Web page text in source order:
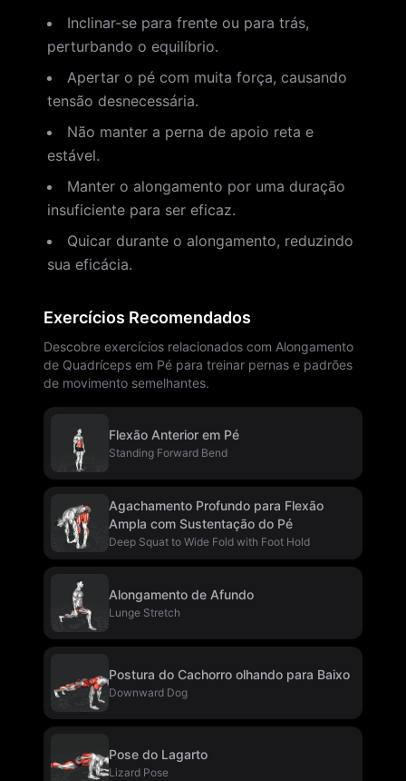
Inclinar-se para frente ou para trás,
perturbando o equilíbrio.
Apertar o pé com muita força, causando
tensão desnecessária.
Não manter a perna de apoio reta e
estável.
Manter o alongamento por uma duração
insuficiente para ser eficaz.
Quicar durante o alongamento, reduzindo
sua eficácia.
Exercícios Recomendados
Descobre exercícios relacionados com Alongamento
de Quadríceps em Pé para treinar pernas e padrões
de movimento semelhantes.
Flexão Anterior em Pé
Standing Forward Bend
Agachamento Profundo para Flexão
Ampla com Sustentação do Pé
Deep Squat to Wide Fold with Foot Hold
Alongamento de Afundo
Lunge Stretch
Postura do Cachorro olhando para Baixo
Downward Dog
Pose do Lagarto
Lizard Pose